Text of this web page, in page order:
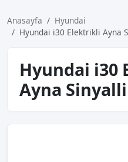
Anasayfa
Hyundai
Hyundai i30 Elektrikli Ayna
Hyundai i30
Ayna Sinyalli